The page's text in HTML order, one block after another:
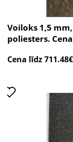
Voiloks 1,5
poliesters.
Cena līdz